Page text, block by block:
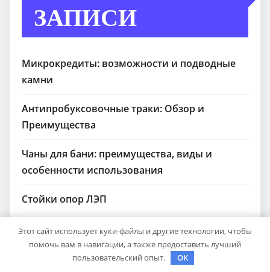
ЗАПИСИ
Микрокредиты: возможности и подводные
камни
Антипробуксовочные траки: Обзор и
Преимущества
Чаны для бани: преимущества, виды и
особенности использования
Стойки опор ЛЭП
Малярный скотч: Ваш незаменимый
помощник при ремонтных работах
Этот сайт использует куки-файлы и другие технологии, чтобы
помочь вам в навигации, а также предоставить лучший
пользовательский опыт.
OK